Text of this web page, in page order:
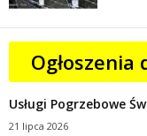
Ogłoszenia
Usługi Pogrzebowe
21 lipca 2026